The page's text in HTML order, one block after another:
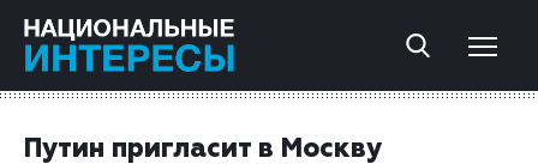
Путин пригласит в Москву